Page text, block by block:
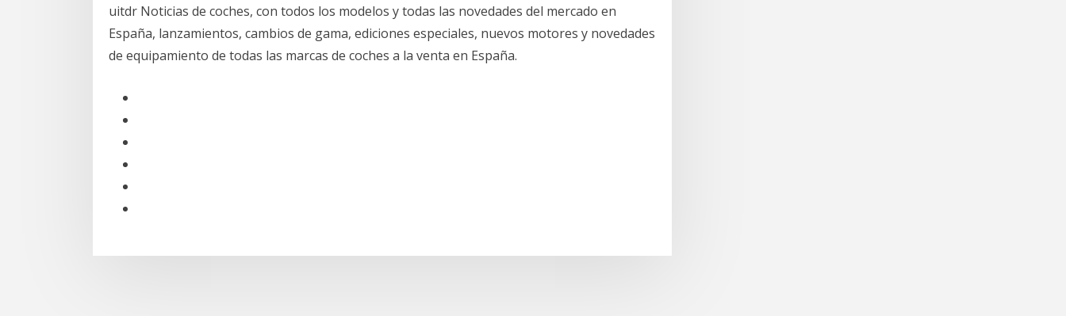
uitdr Noticias de coches, con todos los modelos y todas las novedades del mercado en
España, lanzamientos, cambios de gama, ediciones especiales, nuevos motores y novedades
de equipamiento de todas las marcas de coches a la venta en España.